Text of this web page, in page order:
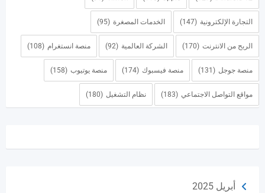
التجارة الإلكترونية (147) الخدمات المصغرة (95)
الربح من الانترنت (170) الشركة العالمية (92) منصة انستغرام (108)
منصة جوجل (131) منصة فيسبوك (174) منصة يوتيوب (158)
مواقع التواصل الاجتماعي (183) نظام التشغيل (180)
أبريل 2025